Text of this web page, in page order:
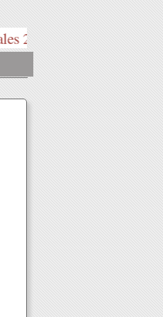
2026